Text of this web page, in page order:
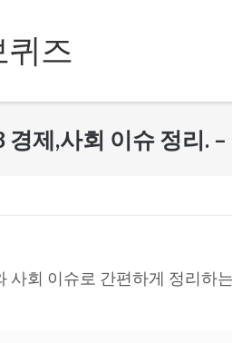
퀴즈
경제,사회 이슈 정리.
사회 이슈로 간편하게 정리하